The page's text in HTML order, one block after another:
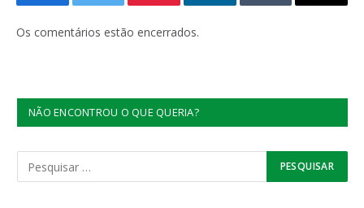
FacebookTwitter Pinterest LinkedInTumblr
E-
Os comentários estão encerrados.
NÃO ENCONTROU O QUE QUERIA?